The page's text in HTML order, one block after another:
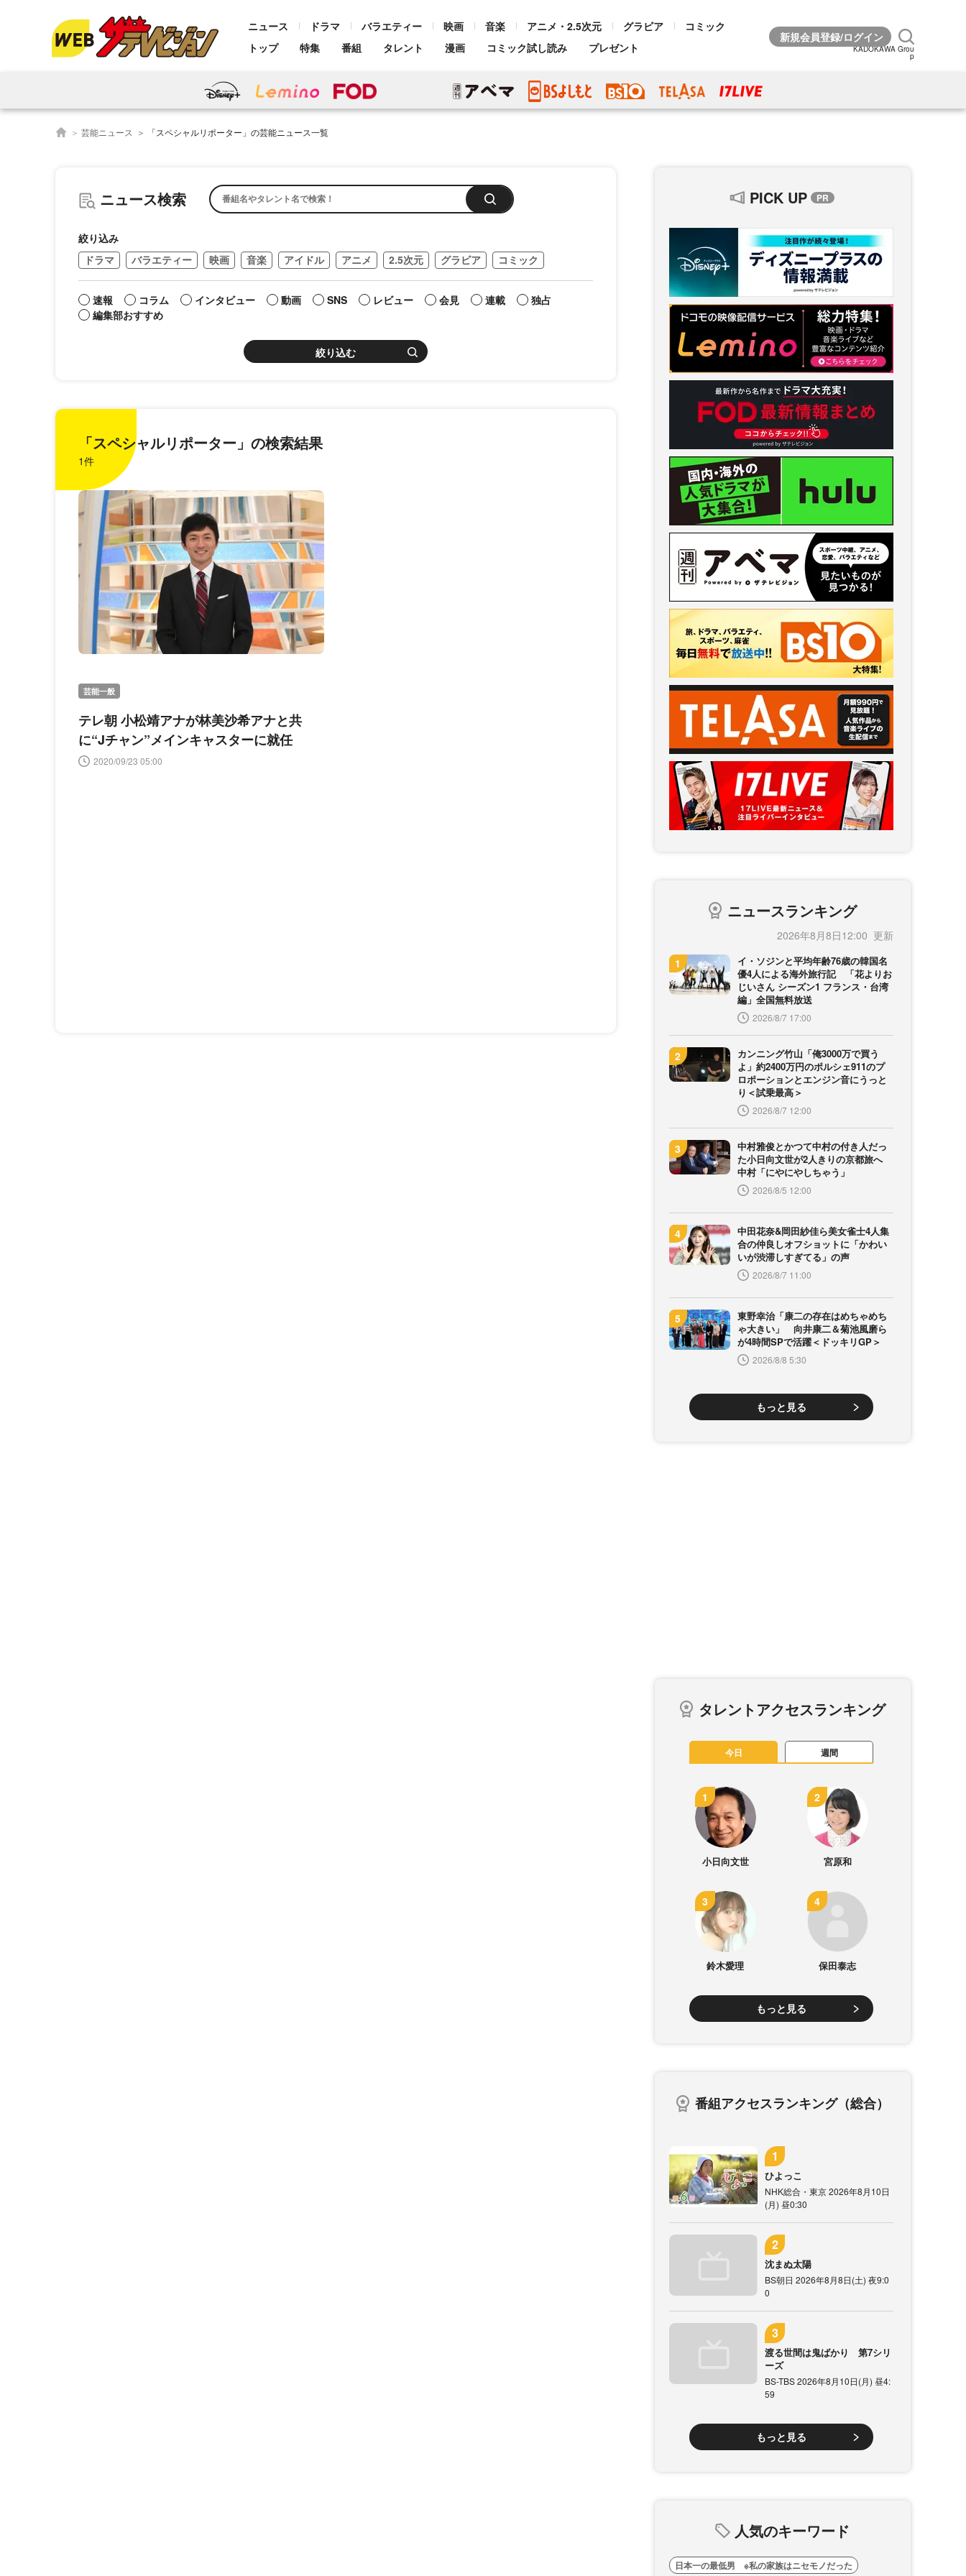
ニュース ドラマ バラエティー 映画 音楽 アニメ・2.5次元 グラビア
コミック
トップ
特集 番組 タレント 漫画 コミック試し読み プレゼント KADOKAWA Grou
p
芸能ニュース 「スペシャルリポーター」の芸能ニュース一覧
ニュース検索
絞り込み
ドラマ
バラエティー 映画 音楽 アイドル アニメ 2.5次元 グラビア コミック
速報 コラム インタビュー 動画 SNS レビュー 会見 連載
独占
編集部おすすめ
絞り込む
「スペシャルリポーター」の検索結果
1件
芸能一般
テレ朝 小松靖アナが林美沙希アナと共
に“Jチャン”メインキャスターに就任
2020/09/23 05:00
PICK UP
ニュースランキング
2026年8月8日12:00
イ・ソジンと平均年齢76歳の韓国名
優4人による海外旅行記 「花よりお
じいさん シーズン1 フランス・台湾
編」全国無料放送
2026/8/7 17:00
カンニング竹山「俺3000万で買う
よ」約2400万円のポルシェ911のプ
ロポーションとエンジン音にうっと
り＜試乗最高＞
2026/8/7 12:00
中村雅俊とかつて中村の付き人だっ
た小日向文世が2人きりの京都旅へ
中村「にやにやしちゃう」
2026/8/5 12:00
中田花奈&岡田紗佳ら美女雀士4人集
合の仲良しオフショットに「かわい
いが渋滞しすぎてる」の声
2026/8/7 11:00
東野幸治「康二の存在はめちゃめち
ゃ大きい」 向井康二＆菊池風磨ら
が4時間SPで活躍＜ドッキリGP＞
2026/8/8 5:30
もっと見る
タレントアクセスランキング
今日 週間
小日向文世 宮原和
鈴木愛理 保田泰志
もっと見る
番組アクセスランキング（総合）
ひよっこ
NHK総合・東京 2026年8月10日
(月) 昼0:30
沈まぬ太陽
BS朝日 2026年8月8日(土) 夜9:0
0
渡る世間は鬼ばかり 第7シリ
ーズ
BS-TBS 2026年8月10日(月) 昼4:
59
もっと見る
人気のキーワード
日本一の最低男 ※私の家族はニセモノだった